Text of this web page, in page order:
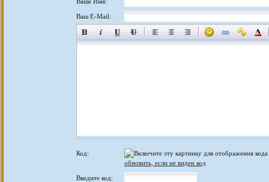
Ваш E-Mail:
Код:
обновить, если не виден код
Введите код: